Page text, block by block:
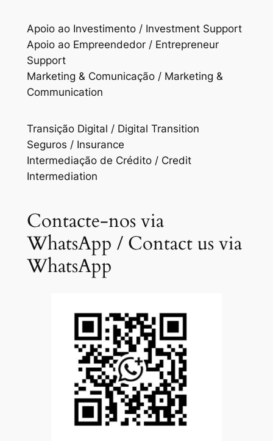
Apoio ao Investimento / Investment Support
Apoio ao Empreendedor / Entrepreneur
Support
Marketing & Comunicação / Marketing &
Communication
Transição Digital / Digital Transition
Seguros / Insurance
Intermediação de Crédito / Credit
Intermediation
Contacte-nos via
WhatsApp / Contact us via
WhatsApp